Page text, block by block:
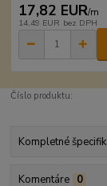
17,82 EUR/m
14,49 EUR bez DPH
Číslo produktu:
Kompletné
Komentáre 0